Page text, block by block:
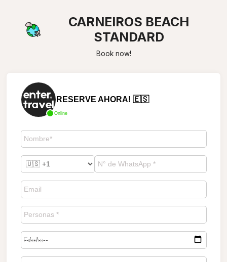
CARNEIROS BEACH
STANDARD
Book now!
Online
RESERVE AHORA! 🇪🇸